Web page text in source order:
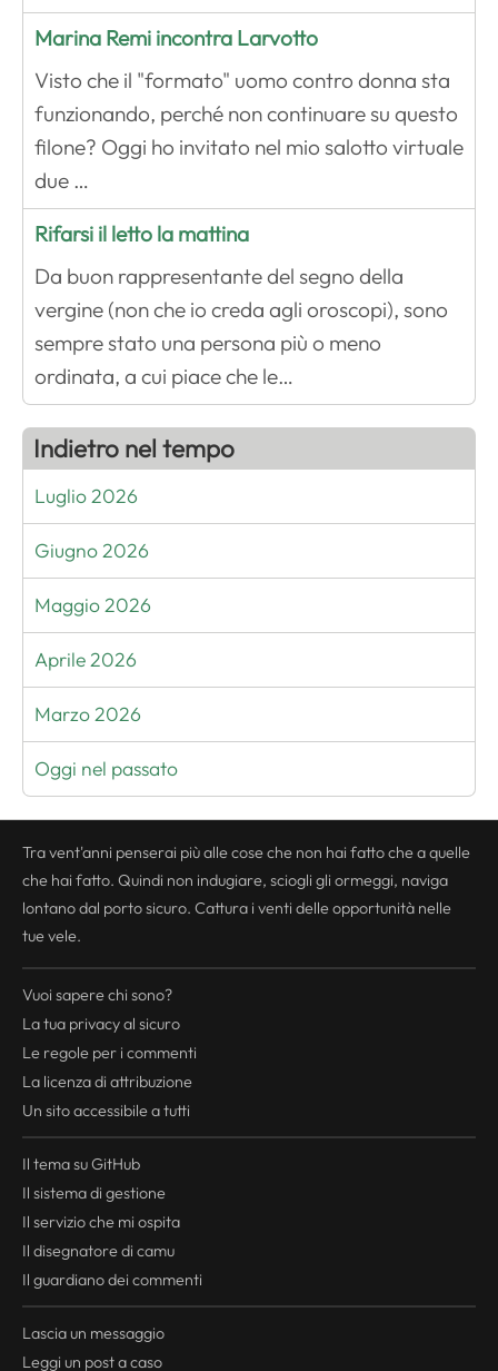
Marina Remi incontra Larvotto
Visto che il "formato" uomo contro donna sta
funzionando, perché non continuare su questo
filone? Oggi ho invitato nel mio salotto virtuale
due …
Rifarsi il letto la mattina
Da buon rappresentante del segno della
vergine (non che io creda agli oroscopi), sono
sempre stato una persona più o meno
ordinata, a cui piace che le…
Indietro nel tempo
Luglio 2026
Giugno 2026
Maggio 2026
Aprile 2026
Marzo 2026
Oggi nel passato
Tra vent'anni penserai più alle cose che non hai fatto che a quelle
che hai fatto. Quindi non indugiare, sciogli gli ormeggi, naviga
lontano dal porto sicuro. Cattura i venti delle opportunità nelle
tue vele.
Vuoi sapere chi sono?
La tua privacyal sicuro
Le regole per i commenti
La licenza di attribuzione
Un sito accessibile a tutti
Il tema su GitHub
Il sistema di gestione
Il servizio che mi ospita
Il disegnatore di camu
Il guardiano dei commenti
Lascia un messaggio
Leggi un post a caso